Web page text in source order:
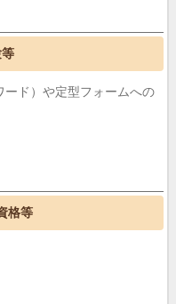
ド）や定型フォームへの
格等